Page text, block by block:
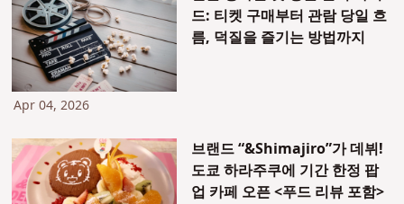
드: 티켓 구매부터 관람 당일 흐
름, 덕질을 즐기는 방법까지
Apr 04, 2026
브랜드 “&Shimajiro”가 데뷔!
도쿄 하라주쿠에 기간 한정 팝
업 카페 오픈 <푸드 리뷰 포함>